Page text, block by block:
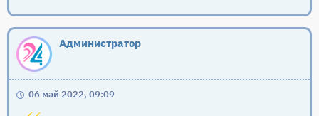
Администратор
06 май 2022, 09:09